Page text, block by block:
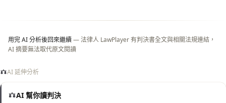
用完 AI 分析後回來繼續— 法律人 LawPlayer 有判決書全文與相關法規連結，
AI 摘要無法取代原文閱讀
AI 延伸分析
AI 幫你讀判決